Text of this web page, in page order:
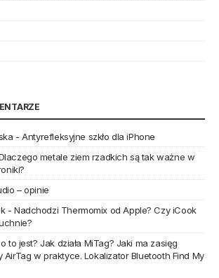
-Antyrefleksyjne szkło dla iPhone
metale ziem rzadkich są tak ważne w
– opinie
- Nadchodzi Thermomix od Apple? Czy iCook
to jest? Jak działa MiTag? Jaki ma zasięg
AirTag w praktyce. Lokalizator Bluetooth Find My